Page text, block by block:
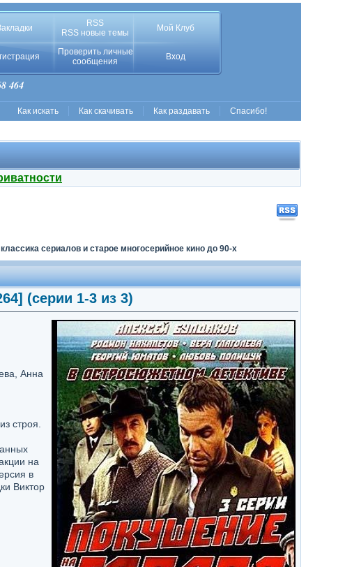
RSS
RSS новые темы
Мой Клуб
Проверить личные
сообщения
Вход
464
Как искать Как скачивать Как раздавать Спасибо!
сериалов и старое многосерийное кино до 90-х
(серии 1-3 из 3)
Анна
строя.
на
в
Виктор